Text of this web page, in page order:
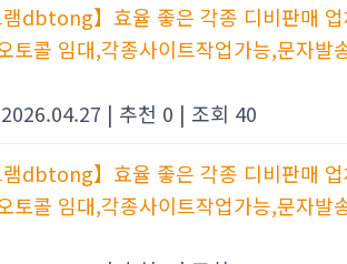
램dbtong】효율 좋은 각종 디비판매
토콜 임대,각종사이트작업가능,문자발
2026.04.27 | 추천 0 | 조회 40
램dbtong】효율 좋은 각종 디비판매
토콜 임대,각종사이트작업가능,문자발